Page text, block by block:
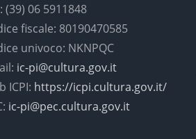
(39) 06 5911848
fiscale: 80190470585
univoco: NKNPQC
ic-pi@cultura.gov.it
ICPI: https://icpi.cultura.gov.it/
ic-pi@pec.cultura.gov.it